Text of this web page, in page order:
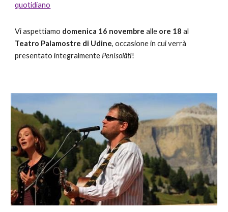
quotidiano
Vi aspettiamo domenica 16 novembre alle ore 18 al
Teatro Palamostre di Udine, occasione in cui verrà
presentato integralmente Penisolâti!